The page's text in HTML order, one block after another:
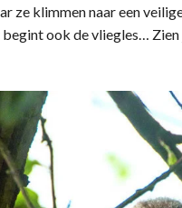
ze klimmen naar een
ook de vliegles… Zien